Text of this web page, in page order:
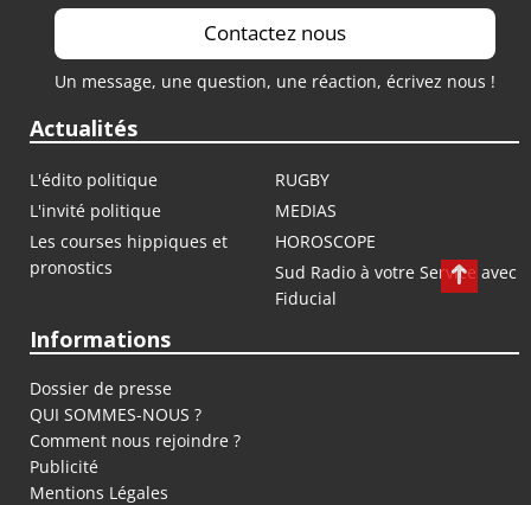
Contactez nous
Un message, une question, une réaction, écrivez nous !
Actualités
L'édito politique
RUGBY
L'invité politique
MEDIAS
Les courses hippiques et
pronostics
HOROSCOPE
Sud Radio à votre Service avec
Fiducial
Informations
Dossier de presse
QUI SOMMES-NOUS ?
Comment nous rejoindre ?
Publicité
Mentions Légales